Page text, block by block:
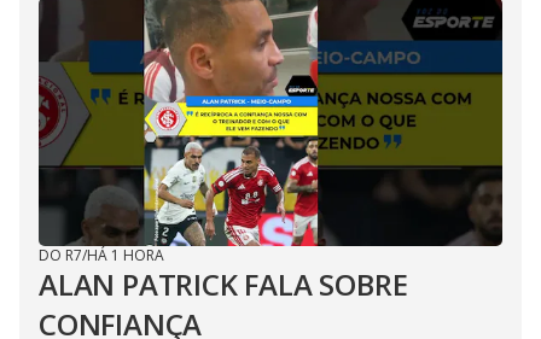
DO R7/HÁ 1 HORA
ALAN PATRICK FALA SOBRE
CONFIANÇA